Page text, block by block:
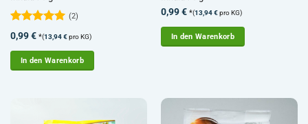
Bewertet
mit 5von
5
(2)
0,99€ *(13,94€pro KG)
In den Warenkorb
0,99€ *(13,94€pro KG)
In den Warenkorb